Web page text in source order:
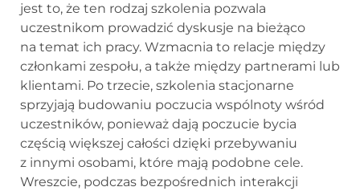
jest to, że ten rodzaj szkolenia pozwala
uczestnikom prowadzić dyskusje na bieżąco
na temat ich pracy. Wzmacnia to relacje między
członkami zespołu, a także między partnerami lub
klientami. Po trzecie, szkolenia stacjonarne
sprzyjają budowaniu poczucia wspólnoty wśród
uczestników, ponieważ dają poczucie bycia
częścią większej całości dzięki przebywaniu
z innymi osobami, które mają podobne cele.
Wreszcie, podczas bezpośrednich interakcji